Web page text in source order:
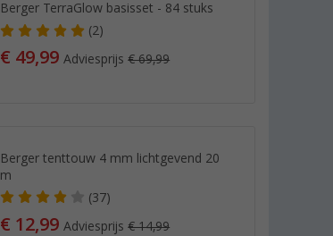
Berger TerraGlow basisset - 84 stuks
(2)
€ 49,99Adviesprijs€ 69,99
Berger tenttouw 4 mm lichtgevend 20
m
(37)
€ 12,99Adviesprijs€ 14,99